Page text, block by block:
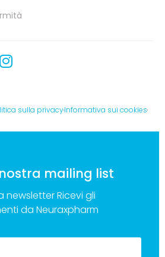
sulla privacyInformativa sui cookies
mailing list
newsletter Ricevi gli
da Neuraxpharm